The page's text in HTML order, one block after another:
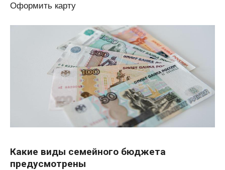
Оформить карту
Какие виды семейного бюджета
предусмотрены